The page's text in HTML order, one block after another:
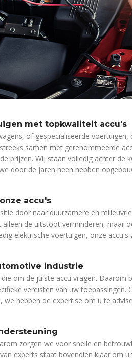
met topkwaliteit accu's
of gespecialiseerde
samen met gerenommeerde
prijzen. Wij staan volledig achter de
door de jaren heen hebben
accu's
door naar duurzamere en
de uitstoot verminderen, maar
elektrische voertuigen, onze
industrie
om de juiste accu vragen. Daarom
vereisten van uw toepassingen.
hebben de expertise om u te
zorgen we voor snelle en
experts staat bovendien klaar om